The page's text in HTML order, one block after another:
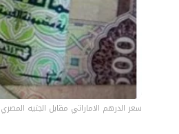
سعر الدرهم الاماراتي مقابل الجنيه المصري